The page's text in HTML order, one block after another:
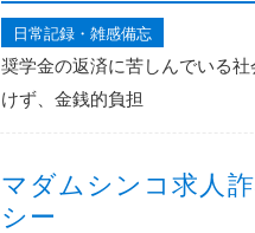
日常記録・雑感備忘
奨学金の返済に苦しんでいる
けず、金銭的負担
マダムシンコ求人
シー